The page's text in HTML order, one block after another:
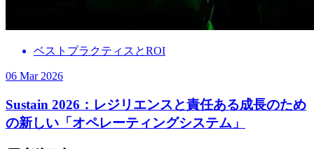
ベストプラクティスとROI
06 Mar 2026
Sustain 2026：レジリエンスと責任ある成長のため
の新しい「オペレーティングシステム」